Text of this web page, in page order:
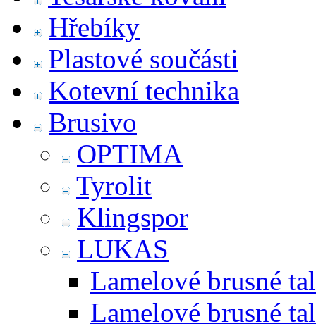
Hřebíky
Plastové součásti
Kotevní technika
Brusivo
OPTIMA
Tyrolit
Klingspor
LUKAS
Lamelové brusné
Lamelové brusné